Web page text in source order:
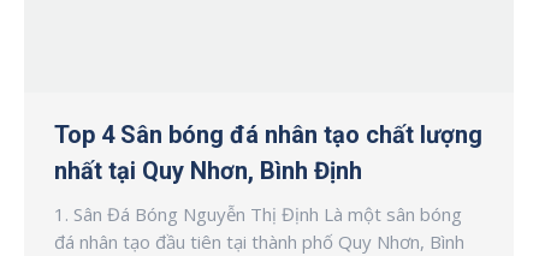
Top 4 Sân bóng đá nhân tạo chất lượng
nhất tại Quy Nhơn, Bình Định
1. Sân Đá Bóng Nguyễn Thị Định Là một sân bóng
đá nhân tạo đầu tiên tại thành phố Quy Nhơn, Bình